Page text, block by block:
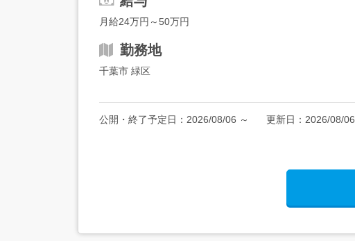
月給24万円～50万円
勤務地
千葉市 緑区
公開・終了予定日： 2026/08/06 ～ 更新日： 2026/08/06